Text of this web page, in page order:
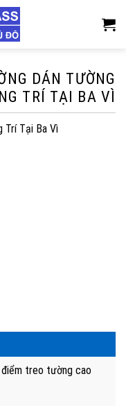
DÁN TƯỜNG
TRÍ TẠI BA VÌ
Trí Tại Ba Vì
treo tường cao